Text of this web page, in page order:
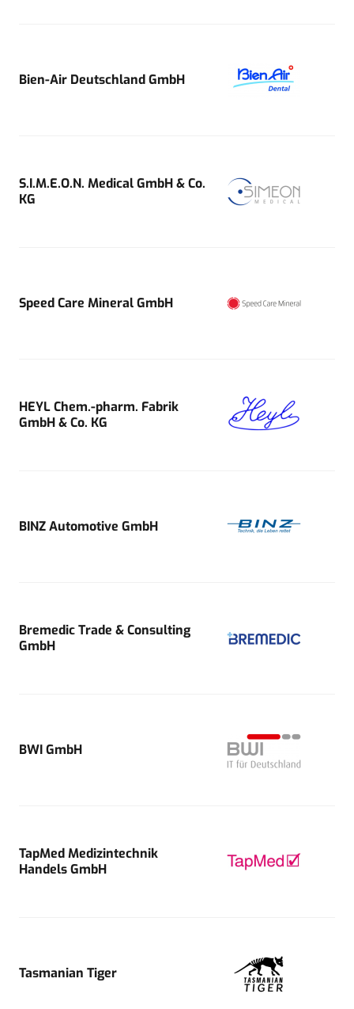
Bien-Air Deutschland GmbH
S.I.M.E.O.N. Medical GmbH & Co.
KG
Speed Care Mineral GmbH
HEYL Chem.-pharm. Fabrik
GmbH & Co. KG
BINZ Automotive GmbH
Bremedic Trade & Consulting
GmbH
BWI GmbH
TapMed Medizintechnik
Handels GmbH
Tasmanian Tiger